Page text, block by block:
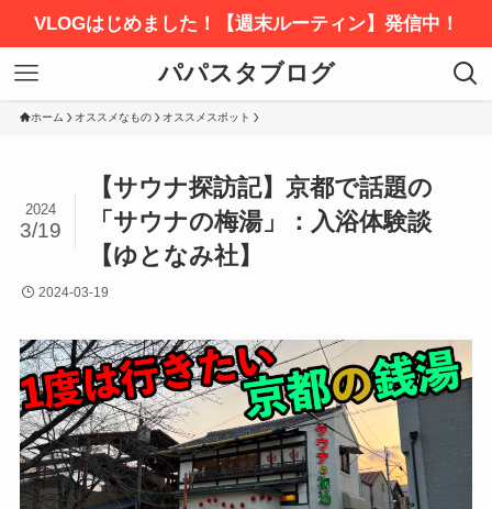
VLOGはじめました！【週末ルーティン】発信中！
パパスタブログ
ホーム オススメなもの オススメスポット
【サウナ探訪記】京都で話題の
「サウナの梅湯」：入浴体験談
【ゆとなみ社】
2024
3/19
2024-03-19